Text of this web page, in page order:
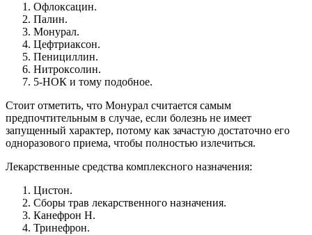
Офлоксацин.
Палин.
Монурал.
Цефтриаксон.
Пенициллин.
Нитроксолин.
5-НОК и тому подобное.
Стоит отметить, что Монурал считается самым
предпочтительным в случае, если болезнь не имеет
запущенный характер, потому как зачастую достаточно его
одноразового приема, чтобы полностью излечиться.
Лекарственные средства комплексного назначения:
Цистон.
Сборы трав лекарственного назначения.
Канефрон Н.
Тринефрон.